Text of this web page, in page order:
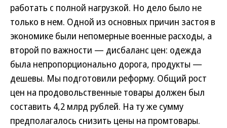
работать с полной нагрузкой. Но дело было не
только в нем. Одной из основных причин застоя в
экономике были непомерные военные расходы, а
второй по важности — дисбаланс цен: одежда
была непропорционально дорога, продукты —
дешевы. Мы подготовили реформу. Общий рост
цен на продовольственные товары должен был
составить 4,2 млрд рублей. На ту же сумму
предполагалось снизить цены на промтовары.